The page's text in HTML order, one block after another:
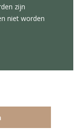
zijn
niet worden